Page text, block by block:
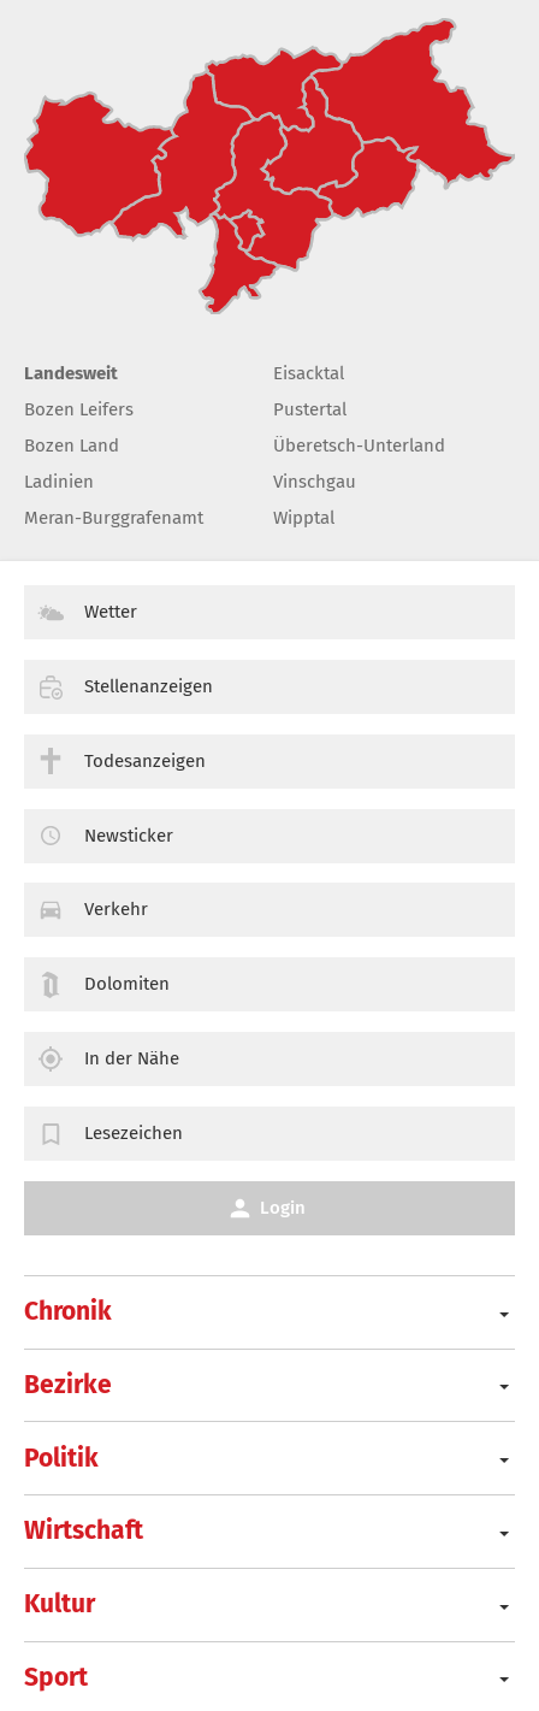
Landesweit
Bozen Leifers
Bozen Land
Ladinien
Meran-Burggrafenamt
Eisacktal
Pustertal
Überetsch-Unterland
Vinschgau
Wipptal
Chronik
Bezirke
Politik
Wirtschaft
Kultur
Sport
Wetter
Stellenanzeigen
Todesanzeigen
Newsticker
Verkehr
Dolomiten
In der Nähe
Lesezeichen
Login